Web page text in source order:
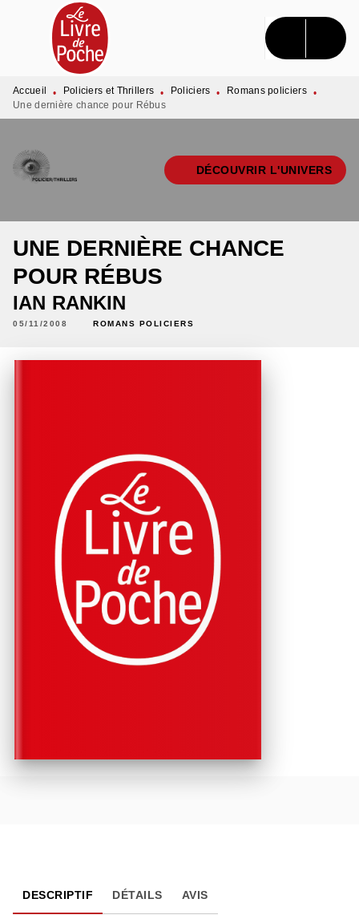
MENU RECHERCHE CONTENU
PIED DE PAGE
Accueil • Policiers et Thrillers • Policiers • Romans policiers •
Une dernière chance pour Rébus
DÉCOUVRIR L'UNIVERS
UNE DERNIÈRE CHANCE
POUR RÉBUS
IAN RANKIN
05/11/2008 ROMANS POLICIERS
DESCRIPTIF DÉTAILS AVIS